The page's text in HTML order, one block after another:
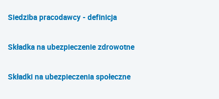
Siedziba pracodawcy - definicja
Składka na ubezpieczenie zdrowotne
Składki na ubezpieczenia społeczne